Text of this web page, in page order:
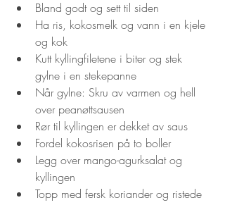
Bland godt og sett til siden
Ha ris, kokosmelk og vann i en kjele
og kok
Kutt kyllingfiletene i biter og stek
gylne i en stekepanne
Når gylne: Skru av varmen og hell
over peanøttsausen
Rør til kyllingen er dekket av saus
Fordel kokosrisen på to boller
Legg over mango-agurksalat og
kyllingen
Topp med fersk koriander og ristede